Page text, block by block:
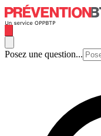
Posez une question...